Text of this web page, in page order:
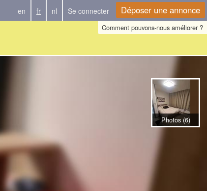
en fr nl Se connecter Déposer une annonce
Comment pouvons-nous améliorer ?